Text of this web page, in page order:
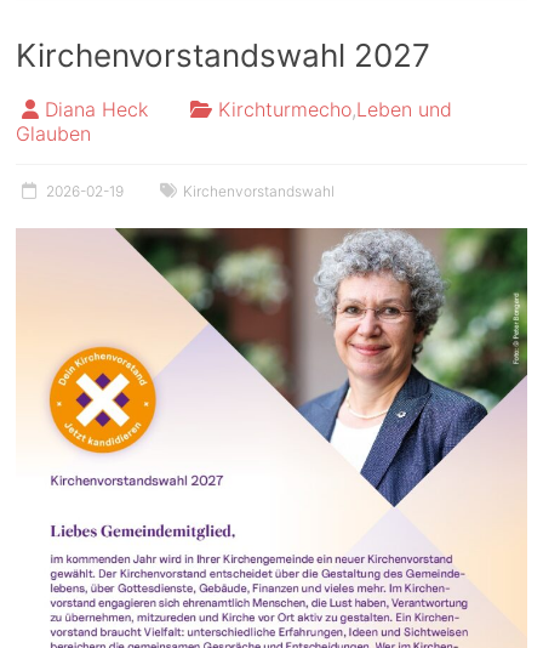
Kirchenvorstandswahl 2027
Diana Heck Kirchturmecho,Leben und
Glauben
2026-02-19 Kirchenvorstandswahl